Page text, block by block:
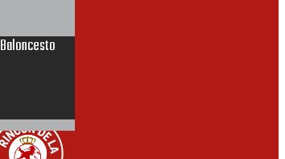
Baloncesto